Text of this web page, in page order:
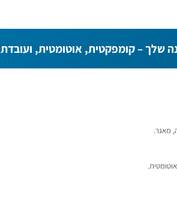
שלך – קומפקטית, אוטומטית, ועובדת
מאגר.